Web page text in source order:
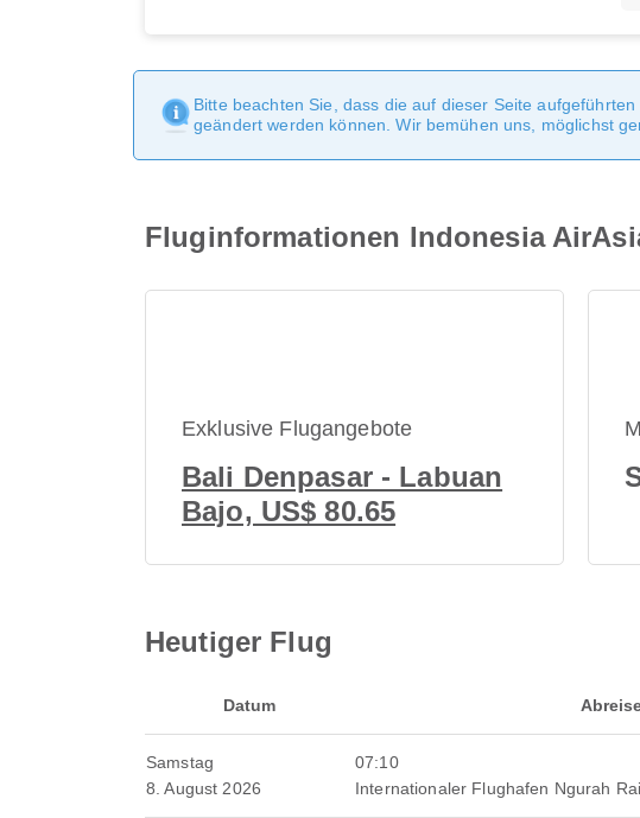
Bitte beachten Sie, dass die auf dieser Seite
geändert werden können. Wir bemühen uns, möglichst
Fluginformationen Indonesia
Exklusive Flugangebote
Bali Denpasar - Labuan
Bajo, US$ 80.65
Heutiger Flug
Datum
Samstag
8. August 2026
07:10
Internationaler Flughafen Ngurah Rai